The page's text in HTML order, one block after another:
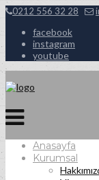
0212 556 32 28
facebook
instagram
youtube
Anasayfa
Kurumsal